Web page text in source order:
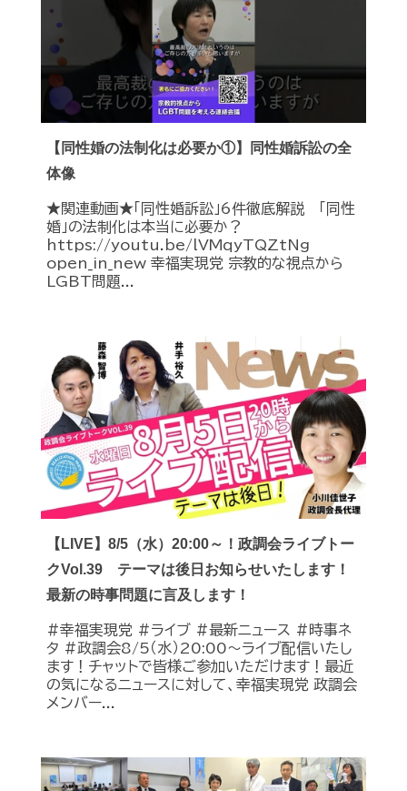
【同性婚の法制化は必要か①】同性婚訴訟の全
体像
★関連動画★「同性婚訴訟」6件徹底解説 「同性
婚」の法制化は本当に必要か？
https://youtu.be/lVMqyTQZtNg
open_in_new 幸福実現党 宗教的な視点から
LGBT問題...
【LIVE】8/5（水）20:00～！政調会ライブトー
クVol.39 テーマは後日お知らせいたします！
最新の時事問題に言及します！
#幸福実現党 #ライブ #最新ニュース #時事ネ
タ #政調会8/5（水）20:00～ライブ配信いたし
ます！チャットで皆様ご参加いただけます！最近
の気になるニュースに対して、幸福実現党 政調会
メンバー...